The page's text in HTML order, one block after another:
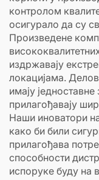
контролом
осигурало да су
Произведене
издржавају
локацијама.
имају
прилагођавају
Наши иноватори
како би били
прилагођава
способности
испоруке буду на